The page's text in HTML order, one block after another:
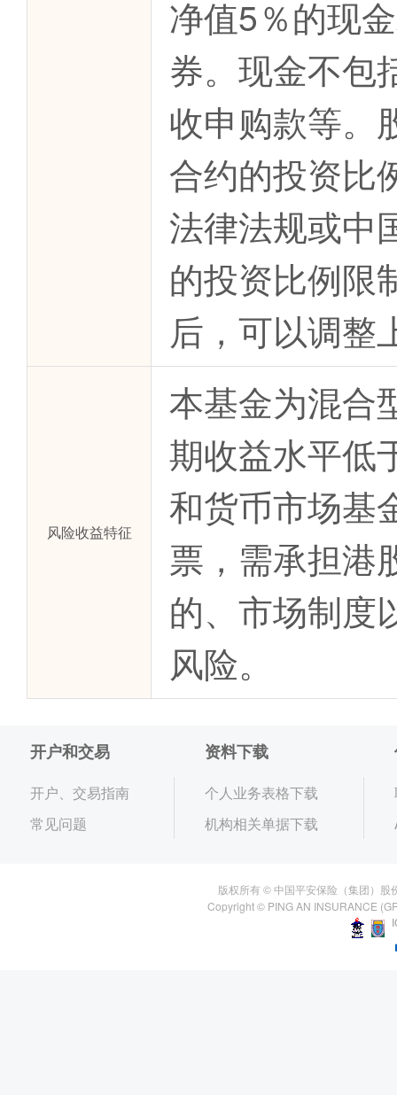
净值5％的现
券。现金不包
收申购款等。
合约的投资比
法律法规或中
的投资比例限
后，可以调整
风险收益特征
本基金为混合
期收益水平低
和货币市场基
票，需承担港
的、市场制度
风险。
开户和交易
开户、交易指南
常见问题
资料下载
个人业务表格下载
机构相关单据下载
版权所有 © 中国平安保险（集团）股
Copyright © PING AN INSURANCE